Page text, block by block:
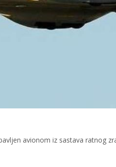
avionom iz sastava ratnog